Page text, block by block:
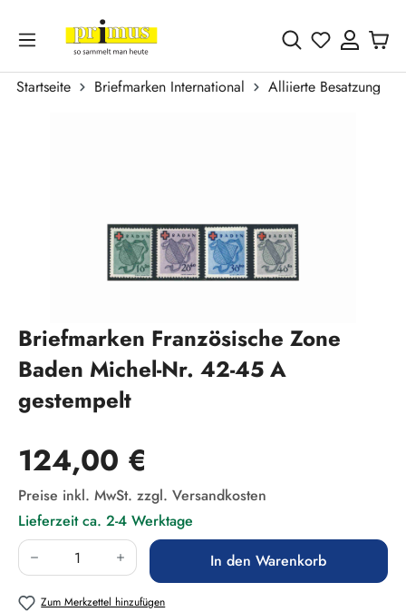
Zum Hauptinhalt springen
Du hast 0
Startseite Briefmarken International Alliierte Besatzung
Briefmarken Französische Zone
Baden Michel-Nr. 42-45 A
gestempelt
Regulärer Preis:
124,00 €
Preise inkl. MwSt. zzgl. Versandkosten
Lieferzeit ca. 2-4 Werktage
Produkt Anzahl: Gib den gewünschten Wert
In den Warenkorb
Zum Merkzettel hinzufügen